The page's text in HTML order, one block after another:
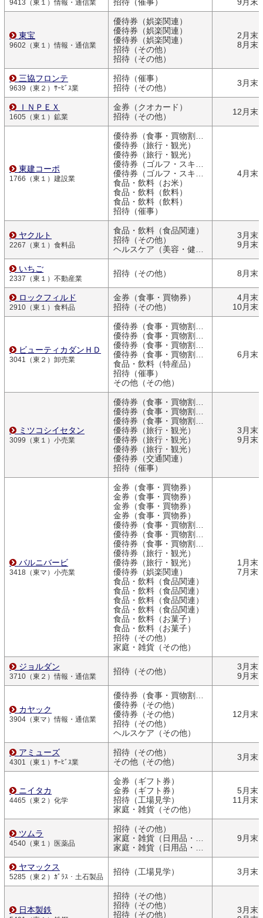
9413（東１）情報・通信業
招待（催事）
9月末
東宝
9602（東１）情報・通信業
優待券（娯楽関連）
優待券（娯楽関連）
優待券（娯楽関連）
招待（その他）
招待（その他）
2月末
8月末
三協フロンテ
9639（東２）ｻｰﾋﾞｽ業
招待（催事）
招待（その他）
3月末
ＩＮＰＥＸ
1605（東１）鉱業
金券（クオカード）
招待（その他）
12月末
東建コーポ
1766（東１）建設業
優待券（食事・買物割引券）
優待券（旅行・観光）
優待券（旅行・観光）
優待券（ゴルフ・スキー）
優待券（ゴルフ・スキー）
食品・飲料（お米）
食品・飲料（飲料）
食品・飲料（飲料）
招待（催事）
4月末
ヤクルト
2267（東１）食料品
食品・飲料（食品関連）
招待（その他）
ヘルスケア（美容・健康関連商品）
3月末
9月末
いちご
2337（東１）不動産業
招待（その他） 8月末
ロックフィルド
2910（東１）食料品
金券（食事・買物券）
招待（その他）
4月末
10月末
ビューティカダンＨＤ
3041（東２）卸売業
優待券（食事・買物割引券）
優待券（食事・買物割引券）
優待券（食事・買物割引券）
優待券（食事・買物割引券）
食品・飲料（特産品）
招待（催事）
その他（その他）
6月末
ミツコシイセタン
3099（東１）小売業
優待券（食事・買物割引券）
優待券（食事・買物割引券）
優待券（食事・買物割引券）
優待券（旅行・観光）
優待券（旅行・観光）
優待券（旅行・観光）
優待券（交通関連）
招待（催事）
3月末
9月末
バルニバービ
3418（東マ）小売業
金券（食事・買物券）
金券（食事・買物券）
金券（食事・買物券）
金券（食事・買物券）
優待券（食事・買物割引券）
優待券（食事・買物割引券）
優待券（食事・買物割引券）
優待券（旅行・観光）
優待券（旅行・観光）
優待券（娯楽関連）
食品・飲料（食品関連）
食品・飲料（食品関連）
食品・飲料（食品関連）
食品・飲料（食品関連）
食品・飲料（お菓子）
食品・飲料（お菓子）
招待（その他）
家庭・雑貨（その他）
1月末
7月末
ジョルダン
3710（東２）情報・通信業
招待（その他）
3月末
9月末
カヤック
3904（東マ）情報・通信業
優待券（食事・買物割引券）
優待券（その他）
優待券（その他）
招待（その他）
ヘルスケア（その他）
12月末
アミューズ
4301（東１）ｻｰﾋﾞｽ業
招待（その他）
その他（その他）
3月末
ニイタカ
4465（東２）化学
金券（ギフト券）
金券（ギフト券）
招待（工場見学）
家庭・雑貨（その他）
5月末
11月末
ツムラ
4540（東１）医薬品
招待（その他）
家庭・雑貨（日用品・文房具）
家庭・雑貨（日用品・文房具）
9月末
ヤマックス
5285（東２）ｶﾞﾗｽ・土石製品
招待（工場見学） 3月末
日本製鉄
招待（その他）
招待（その他）
招待（その他）
3月末